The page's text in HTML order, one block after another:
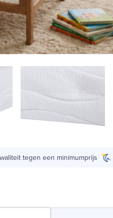
tegen een minimumprijs